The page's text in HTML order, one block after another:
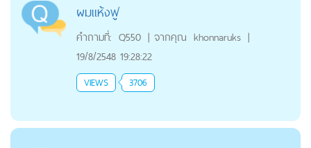
ผมแห้งฟู
คำถามที่: Q550 | จากคุณ khonnaruks |
19/8/2548 19:28:22
VIEWS 3706